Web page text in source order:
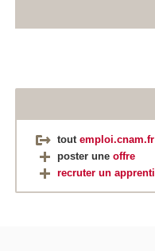
tout emploi.cnam.fr
poster une offre
recruter un apprenti